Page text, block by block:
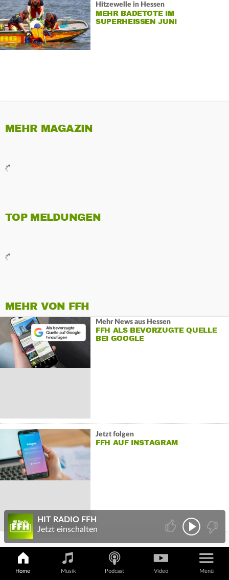
Hitzewelle in Hessen
MEHR BADETOTE IM
SUPERHEISSEN JUNI
MEHR MAGAZIN
TOP MELDUNGEN
MEHR VON FFH
Mehr News aus Hessen
FFH ALS BEVORZUGTE QUELLE
BEI GOOGLE
Jetzt folgen
FFH AUF INSTAGRAM
HESSEN
Home Musik Podcast Video Menü
HIT RADIO FFH
Jetzt einschalten